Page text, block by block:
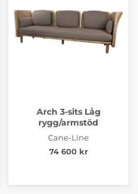
Arch 3-sits Låg
rygg/armstöd
Cane-Line
74 600 kr